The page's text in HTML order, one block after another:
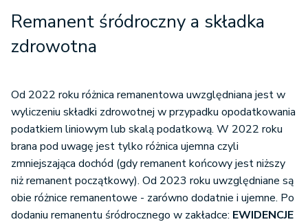
Remanent śródroczny a składka
zdrowotna
Od 2022 roku różnica remanentowa uwzględniana jest w
wyliczeniu składki zdrowotnej w przypadku opodatkowania
podatkiem liniowym lub skalą podatkową. W 2022 roku
brana pod uwagę jest tylko różnica ujemna czyli
zmniejszająca dochód (gdy remanent końcowy jest niższy
niż remanent początkowy). Od 2023 roku uwzględniane są
obie różnice remanentowe - zarówno dodatnie i ujemne. Po
dodaniu remanentu śródrocznego w zakładce: EWIDENCJE